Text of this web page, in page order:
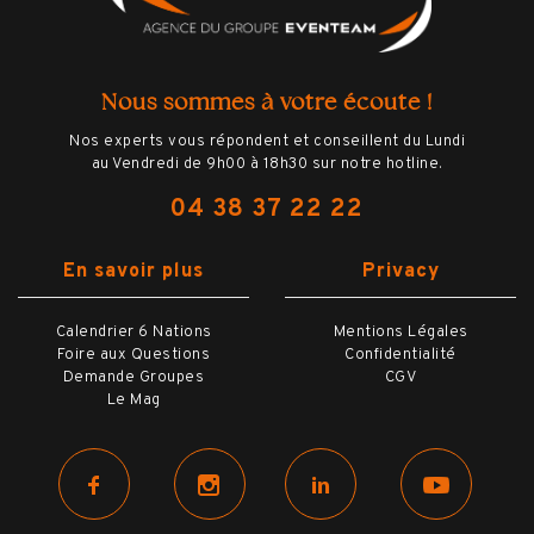
Nous sommes à votre écoute !
Nos experts vous répondent et conseillent du Lundi
au Vendredi de 9h00 à 18h30 sur notre hotline.
04 38 37 22 22
En savoir plus
Calendrier 6 Nations
Foire aux Questions
Demande Groupes
Le Mag
Privacy
Mentions Légales
Confidentialité
CGV